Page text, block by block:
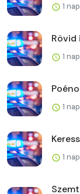
1
Rövid
1
1
1